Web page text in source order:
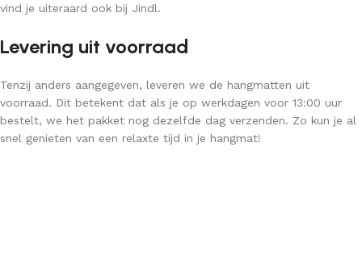
vind je uiteraard ook bij Jindl.
Levering uit voorraad
Tenzij anders aangegeven, leveren we de hangmatten uit
voorraad. Dit betekent dat als je op werkdagen voor 13:00 uur
bestelt, we het pakket nog dezelfde dag verzenden. Zo kun je al
snel genieten van een relaxte tijd in je hangmat!